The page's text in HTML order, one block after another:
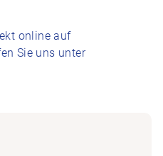
online auf
Sie uns unter